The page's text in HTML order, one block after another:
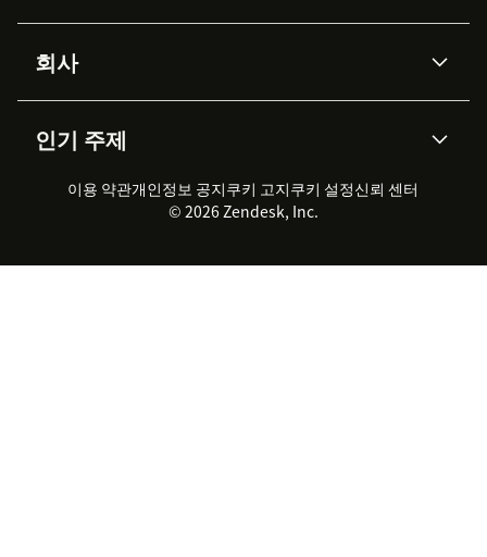
Advanced Data Privacy &
Protection
지식창고
워크포스 관리
실시간 채팅
클라이언트 포털
API & 개발자
AI 리서치
이벤트 & 웨비나
고객 사례
회사
채용 정보
지속 가능성 보고서
Zendesk Foundation
법적 정보
인기 주제
2026 CX 트렌드
제품 업데이트
고객 서비스 소프트웨어
헬프 데스크 통합 티켓 관리 소
이용 약관개인정보 공지쿠키 고지쿠키 설정신뢰 센터
© 2026 Zendesk, Inc.